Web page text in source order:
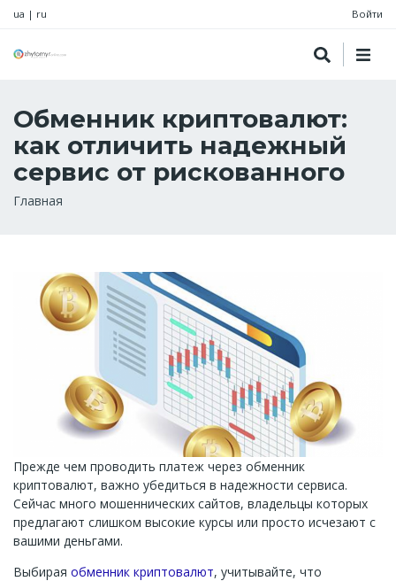
ua | ru Войти
Обменник криптовалют:
как отличить надежный
сервис от рискованного
Строка
Главная
Прежде чем проводить платеж через обменник
криптовалют, важно убедиться в надежности сервиса.
Сейчас много мошеннических сайтов, владельцы которых
предлагают слишком высокие курсы или просто исчезают с
вашими деньгами.
Выбирая обменник криптовалют, учитывайте, что